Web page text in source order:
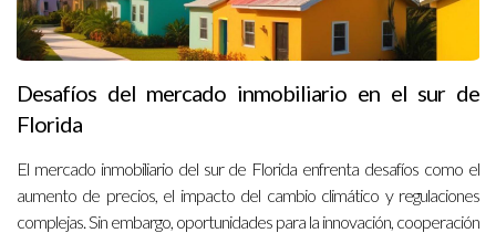
Desafíos del mercado inmobiliario en el sur de
Florida
El mercado inmobiliario del sur de Florida enfrenta desafíos como el
aumento de precios, el impacto del cambio climático y regulaciones
complejas. Sin embargo, oportunidades para la innovación, cooperación